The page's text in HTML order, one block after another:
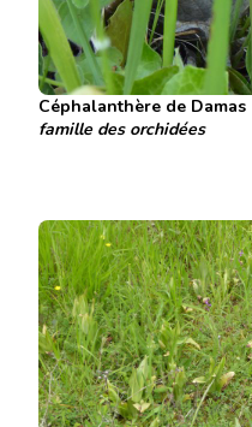
Céphalanthère de Damas
famille des orchidées